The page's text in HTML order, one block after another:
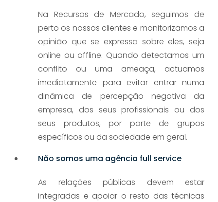
Na Recursos de Mercado, seguimos de
perto os nossos clientes e monitorizamos a
opinião que se expressa sobre eles, seja
online ou offline. Quando detectamos um
conflito ou uma ameaça, actuamos
imediatamente para evitar entrar numa
dinâmica de percepção negativa da
empresa, dos seus profissionais ou dos
seus produtos, por parte de grupos
específicos ou da sociedade em geral.
Não somos uma agência full service
As relações públicas devem estar
integradas e apoiar o resto das técnicas